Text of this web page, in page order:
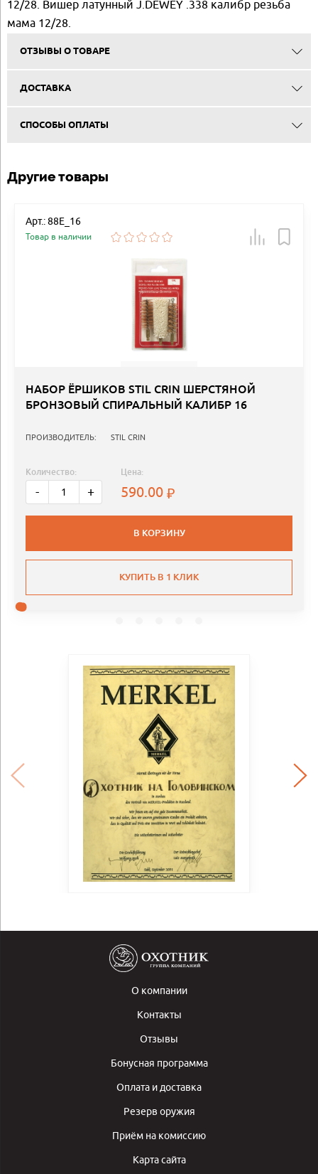
12/28. Вишер латунный J.DEWEY .338 калибр резьба
мама 12/28.
ОТЗЫВЫ О ТОВАРЕ
ДОСТАВКА
СПОСОБЫ ОПЛАТЫ
Другие товары
Арт.: 88E_16
Товар в наличии
НАБОР ЁРШИКОВ STIL CRIN ШЕРСТЯНОЙ
БРОНЗОВЫЙ СПИРАЛЬНЫЙ КАЛИБР 16
ПРОИЗВОДИТЕЛЬ: STIL CRIN
Количество:
- +
Цена:
590.00
В КОРЗИНУ
КУПИТЬ В 1 КЛИК
О компании
Контакты
Отзывы
Бонусная программа
Оплата и доставка
Резерв оружия
Приём на комиссию
Карта сайта